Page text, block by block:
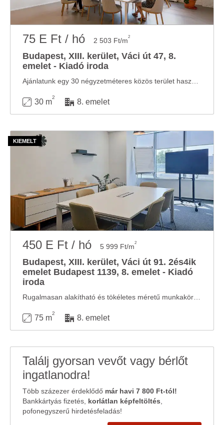
75 E Ft / hó 2 503 Ft/m2
Budapest, XIII. kerület, Váci út 47, 8.
emelet - Kiadó iroda
30 m
2
8. emelet
450 E Ft / hó 5 999 Ft/m2
Budapest, XIII. kerület, Váci út 91. 2és4ik
emelet Budapest 1139, 8. emelet - Kiadó
iroda
75 m
2
8. emelet
Találj gyorsan vevőt vagy bérlőt
ingatlanodra!
Több százezer érdeklődő már havi 7 800 Ft-tól!
Bankkártyás fizetés, korlátlan képfeltöltés
pofonegyszerű hirdetésfeladás!